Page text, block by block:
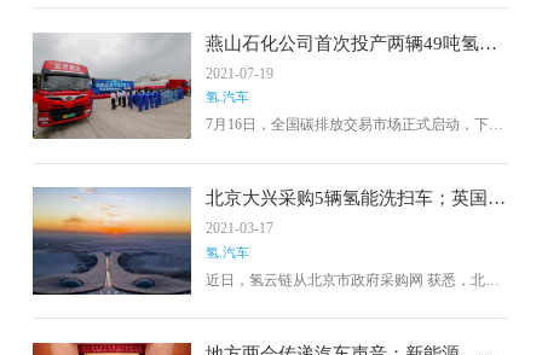
储存点之间形成固定线路，便于进一步销售。
据了解，氢能重载汽车采用国内标准35MPa氢
气瓶。一次充氢仅需5-10分钟，最大射程可达
400公里。
能重卡应用，开创了首都氢能重卡示范应用先
河。中石化燕山石化介绍，此次投产的氢能重
型卡车采用氢燃料电池作为动力，水是唯一的
排放物，实现了真正的零排放、零污染。与柴
油重载卡车相比，氢重载卡车每年可减少碳排
放140吨。主要用于厂区内各类化工产品的运
于进一步销售。据了解，氢能重载汽车采用国
内标准35MPa氢气瓶。一次充氢仅需5-10分钟，
最大射程可达400公里。
燕山石化公司首次投产两辆49吨氢能
重卡
2021-07-19
氢.汽车
7月16日，全国碳排放交易市场正式启动，下午
动仪式。两辆49吨氢燃料重卡首次在该厂投入
短途运输，标志着氢能运输发展迈出了新的一
步，氢燃料重卡在北京和中石化系统的示范应
用拉开了序幕。
北京大兴采购5辆氢能洗扫车；英国或
推出4000辆氢动力公交车
2021-03-17
氢.汽车
近日，氢云链从北京市政府采购网 获悉，北京
辆购置项目公开招标公告发布。氢云链了解
到，此次采购5辆18吨氢燃料电池洗扫车，总预